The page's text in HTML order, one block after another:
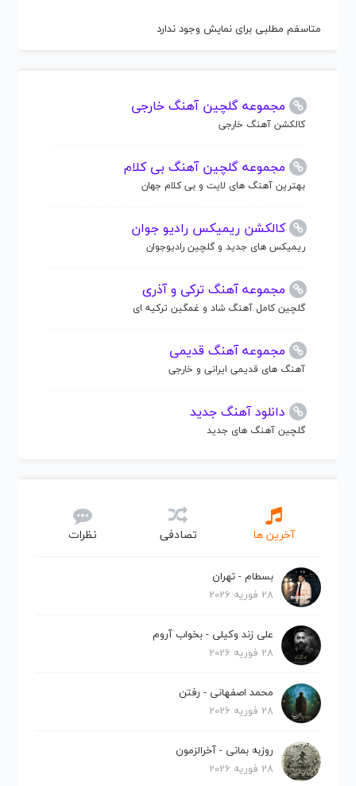
متاسفم مطلبی برای نمایش وجود ندارد
مجموعه گلچین آهنگ خارجی
کالکشن آهنگ خارجی
مجموعه گلچین آهنگ بی کلام
بهترین آهنگ های لایت و بی کلام جهان
کالکشن ریمیکس رادیو جوان
ریمیکس های جدید و گلچین رادیوجوان
مجموعه آهنگ ترکی و آذری
گلچین کامل آهنگ شاد و غمگین ترکیه ای
مجموعه آهنگ قدیمی
آهنگ های قدیمی ایرانی و خارجی
دانلود آهنگ جدید
گلچین آهنگ های جدید
آخرین ها تصادفی نظرات
بسطام - تهران
28 فوریه 2026
علی زند وکیلی - بخواب آروم
28 فوریه 2026
محمد اصفهانی - رفتن
28 فوریه 2026
روزبه بمانی - آخرالزمون
28 فوریه 2026